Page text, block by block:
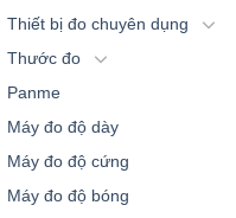
Thiết bị đo chuyên dụng
Thước đo
Panme
Máy đo độ dày
Máy đo độ cứng
Máy đo độ bóng